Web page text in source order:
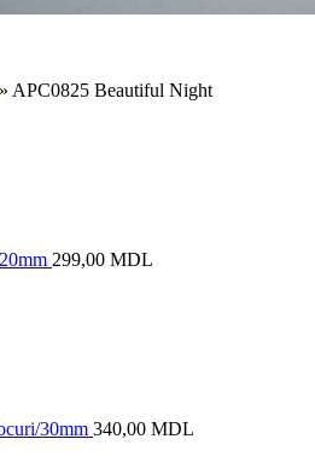
» APC0825 Beautiful Night
299,00 MDL
30mm 340,00 MDL